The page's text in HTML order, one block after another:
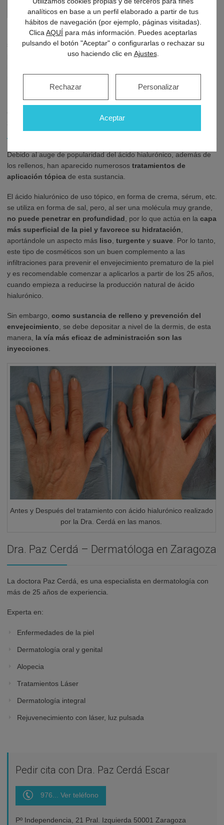
por la Dra. Paz Cerdá en el surco nasogeniano
De esta manera, para un efecto dehidratación y luminosidad
se realizaría una inyección de ácido hialurónico sin reticular y a
poca profundidad mientras que, si deseáramos un efecto de
¿Es efectivo el ácido hialurónico de
Debido al auge de popularidad del ácido hialurónico, además de
los rellenos, han aparecido numerosos tratamientos de
aplicación tópica de esta sustancia.
El ácido hialurónico de uso tópico, en forma de crema, sérum, etc.
se utiliza en forma de sal, pero, al ser una molécula muy grande,
no puede penetrar en profundidad , por lo que actúa en la capa
más superficial de la piel y favorece su hidratación
aportándole un aspecto más liso turgente y suave . Por lo tanto,
este tipo de cosméticos son un buen complemento a las
infiltraciones para prevenir el envejecimiento prematuro de la piel
y es recomendable comenzar a aplicarlos a partir de los 25 años,
cuando empieza a reducirse la producción natural de ácido
hialurónico.
Sin embargo, como sustancia de relleno y prevención del
envejecimiento , se debe depositar a nivel de la dermis, de esta
manera, la vía más eficaz de administración son las
inyecciones
Antes y Después del tratamiento con ácido hialurónico realizado
por la Dra. Cerdá en las manos.
Dra. Paz Cerdá – Dermatóloga en Zaragoza
La doctora Paz Cerdá, es una especialista en dermatología con
más de 25 años de experiencia.
Experta en:
Enfermedades de la piel
Dermatología oral y genital
Alopecia
Tratamientos Láser
Dermatología integral
Rejuvenecimiento con láser, luz pulsada
Pedir cita con Dra. Paz Cerdá Escar
976... Ver teléfono
Pº Independencia, 21 Pral. Izquierda 50001 Zaragoza
analíticos en base a un perfil elaborado a partir de tus
hábitos de navegación (por ejemplo, páginas visitadas).
Clica AQUÍ para más información. Puedes aceptarlas
pulsando el botón "Aceptar" o configurarlas o rechazar su
uso haciendo clic en Ajustes.
Aceptar
Rechazar Personalizar